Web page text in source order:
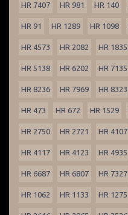
HR 7407 HR 981 HR 140
HR 91 HR 1289 HR 1098
HR 4573 HR 2082 HR 1835
HR 5138 HR 6202 HR 7135
HR 8236 HR 7969 HR 8323
HR 473 HR 672 HR 1529
HR 2750 HR 2721 HR 4107
HR 4117 HR 4123 HR 4935
HR 6687 HR 6807 HR 7327
HR 1062 HR 1133 HR 1275